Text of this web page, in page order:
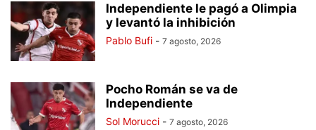
Independiente le pagó a Olimpia
y levantó la inhibición
Pablo Bufi - 7 agosto, 2026
Pocho Román se va de
Independiente
Sol Morucci - 7 agosto, 2026